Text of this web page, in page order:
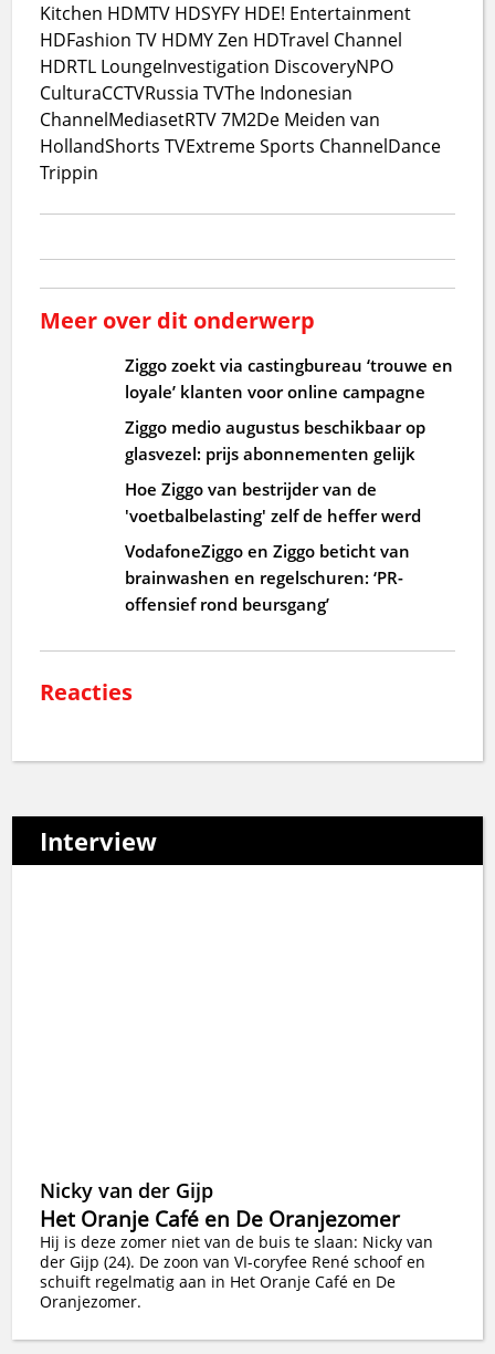
Kitchen HDMTV HDSYFY HDE! Entertainment
HDFashion TV HDMY Zen HDTravel Channel
HDRTL LoungeInvestigation DiscoveryNPO
CulturaCCTVRussia TVThe Indonesian
ChannelMediasetRTV 7M2De Meiden van
HollandShorts TVExtreme Sports ChannelDance
Trippin
Meer over dit onderwerp
Ziggo zoekt via castingbureau ‘trouwe en
loyale’ klanten voor online campagne
Ziggo medio augustus beschikbaar op
glasvezel: prijs abonnementen gelijk
Hoe Ziggo van bestrijder van de
'voetbalbelasting' zelf de heffer werd
VodafoneZiggo en Ziggo beticht van
brainwashen en regelschuren: ‘PR-
offensief rond beursgang’
Reacties
Interview
Nicky van der Gijp
Het Oranje Café en De Oranjezomer
Hij is deze zomer niet van de buis te slaan: Nicky van
der Gijp (24). De zoon van VI-coryfee René schoof en
schuift regelmatig aan in Het Oranje Café en De
Oranjezomer.